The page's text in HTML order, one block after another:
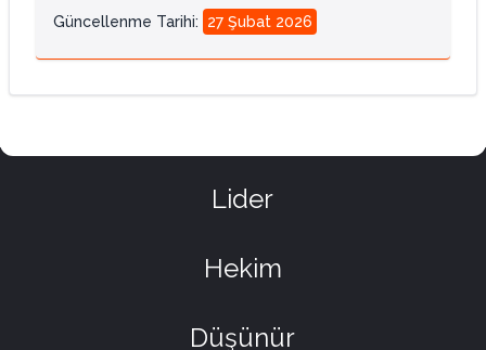
Güncellenme Tarihi: 27 Şubat 2026
Lider
Hekim
Düşünür